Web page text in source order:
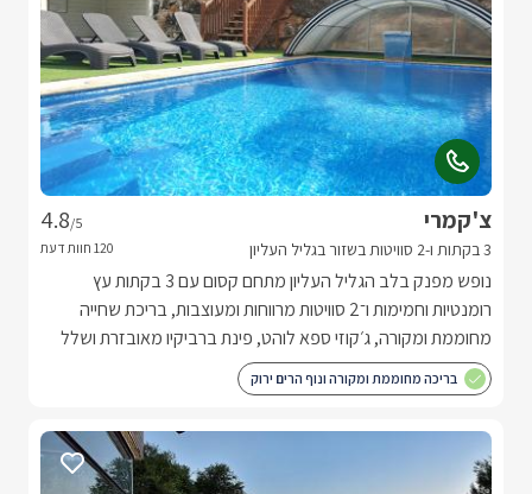
צ'קמרי
3 בקתות ו-2 סוויטות בשזור בגליל העליון
4.8/5
נופש מפנק בלב הגליל העליון מתחם קסום עם 3 בקתות עץ
רומנטיות וחמימות ו־2 סוויטות מרווחות ומעוצבות, בריכת שחייה
מחוממת ומקורה, ג׳קוזי ספא לוהט, פינת ברביקיו מאובזרת ושלל
פינוקים לחופשה מושלמת של רוגע, טבע מול נוף פסטורלי.
בריכה מחוממת ומקורה ונוף הרים ירוק